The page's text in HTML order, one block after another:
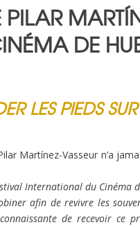
DE
LES PIEDS SUR
Martínez-Vasseur n’a
International du
afin de revivre les
de recevoir ce